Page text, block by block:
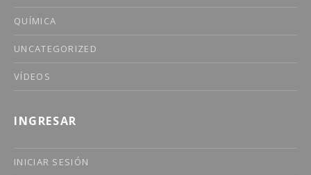
QUÍMICA
UNCATEGORIZED
VÍDEOS
INGRESAR
INICIAR SESIÓN